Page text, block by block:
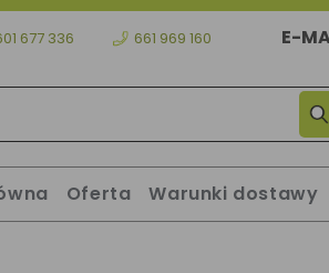
677 336 661 969 160 E-
Oferta Warunki dostawy